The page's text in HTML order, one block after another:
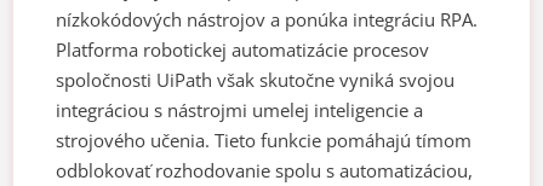
nízkokódových nástrojov a ponúka integráciu RPA.
Platforma robotickej automatizácie procesov
spoločnosti UiPath však skutočne vyniká svojou
integráciou s nástrojmi umelej inteligencie a
strojového učenia. Tieto funkcie pomáhajú tímom
odblokovať rozhodovanie spolu s automatizáciou,